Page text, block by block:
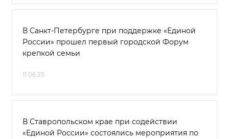
В Санкт-Петербурге при поддержке «Единой
России» прошел первый городской Форум
крепкой семьи
11.06.25
В Ставропольском крае при содействии
«Единой России» состоялись мероприятия по